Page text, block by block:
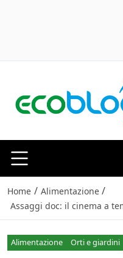
Home / Alimentazione /
Assaggi doc: il cinema a
Alimentazione Orti e giardini